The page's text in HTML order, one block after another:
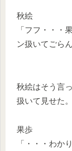
秋絵
「フフ・・・
ン扱いてごら
秋絵はそう言
扱いて見せた。
果歩
「・・・わか